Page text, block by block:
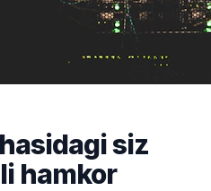
siz
hamkor